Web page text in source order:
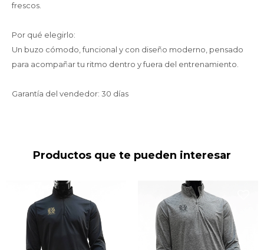
frescos.
Por qué elegirlo:
Un buzo cómodo, funcional y con diseño moderno, pensado
para acompañar tu ritmo dentro y fuera del entrenamiento.
Garantía del vendedor: 30 días
Productos que te pueden interesar